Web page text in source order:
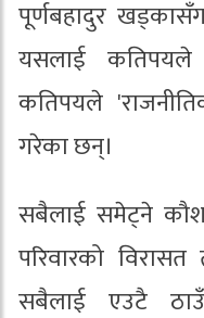
पूर्णबहादुर
यसलाई कतिपयले
कतिपयले
गरेका छन्।
सबैलाई समेट्ने
परिवारको
सबैलाई एउटै